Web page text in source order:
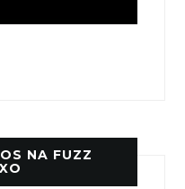
NA FUZZ